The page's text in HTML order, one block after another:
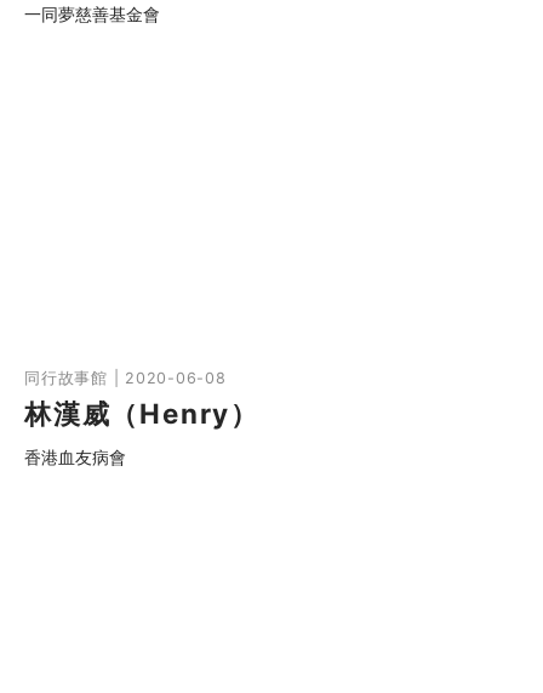
一同夢慈善基金會
同行故事館 | 2020-06-08
林漢威（Henry）
香港血友病會